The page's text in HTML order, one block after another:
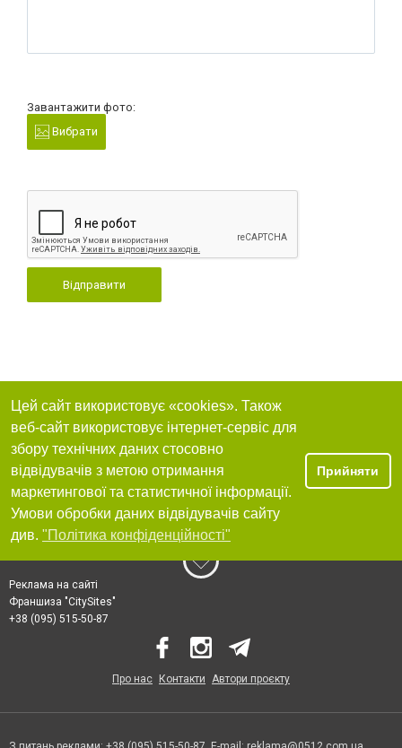
Завантажити фото:
Вибрати
Відправити
Цей сайт використовує «cookies». Також
веб-сайт використовує інтернет-сервіс для
збору технічних даних стосовно
відвідувачів з метою отримання
маркетингової та статистичної інформації.
Умови обробки даних відвідувачів сайту
див. "Політика конфіденційності"
Прийняти
Реклама на сайті
Франшиза "CitySites"
+38 (095) 515-50-87
Про нас Контакти Автори проєкту